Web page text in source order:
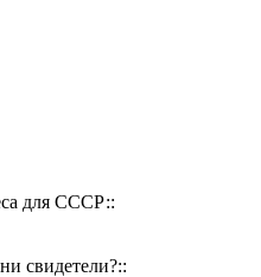
для СССР::
свидетели?::